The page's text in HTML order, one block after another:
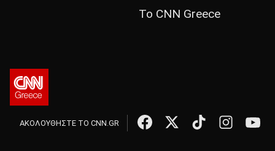
Το CNN Greece
ΑΚΟΛΟΥΘΗΣΤΕ ΤΟ CNN.GR